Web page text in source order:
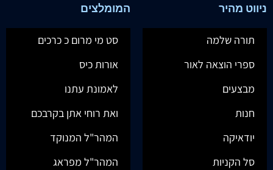
ניווט מהיר
תורה שלמה
ספרי הוצאה לאור
מבצעים
חנות
יודאיקה
סל הקניות
המומלצים
סט מי מרום כ כרכים
אורות כיס
לאמונת עתנו
ואת רוחי אתן בקרבכם
המהר"ל המנוקד
המהר"ל מפראג